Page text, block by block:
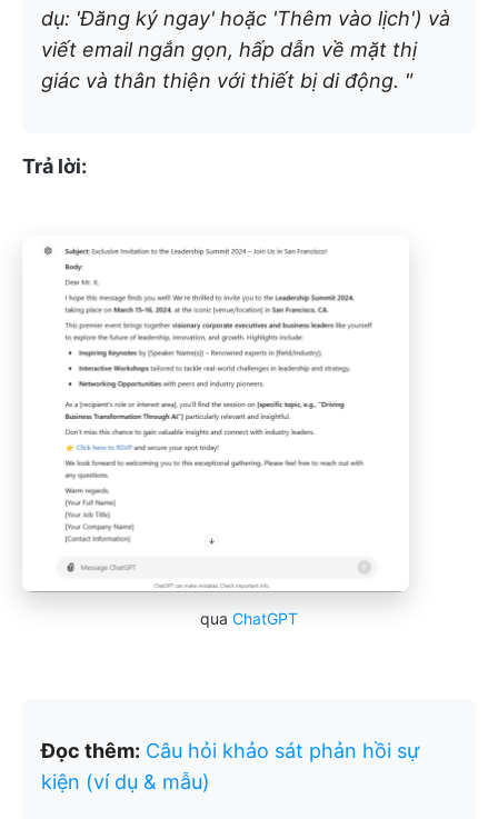
dụ: 'Đăng ký ngay' hoặc 'Thêm vào lịch') và
viết email ngắn gọn, hấp dẫn về mặt thị
giác và thân thiện với thiết bị di động. "
Trả lời:
qua ChatGPT
Đọc thêm: Câu hỏi khảo sát phản hồi sự
kiện (ví dụ & mẫu)